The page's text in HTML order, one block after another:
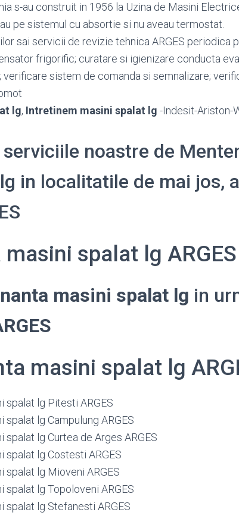
s-au construit in 1956 la Uzina de Masini
pe sistemul cu absortie si nu aveau termostat.
sai servicii de revizie tehnica ARGES periodica
frigorific; curatare si igienizare conducta
sistem de comanda si semnalizare;
lg, Intretinem masini spalat lg -Indesit-Ariston-
noastre de
in localitatile de mai jos,
spalat lg ARGES
masini spalat lg in
masini spalat lg
spalat lg Pitesti ARGES
spalat lg Campulung ARGES
spalat lg Curtea de Arges ARGES
spalat lg Costesti ARGES
spalat lg Mioveni ARGES
spalat lg Topoloveni ARGES
spalat lg Stefanesti ARGES